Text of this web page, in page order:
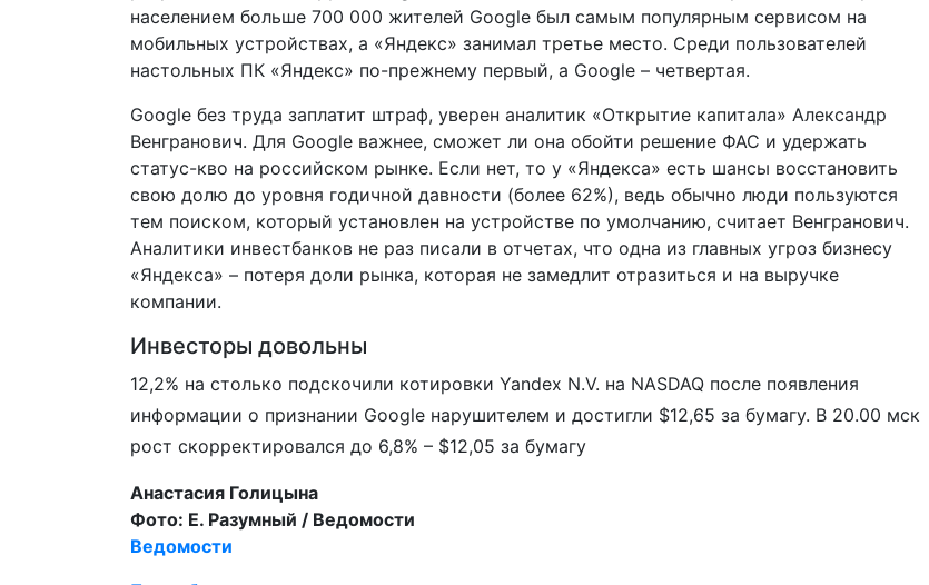
населением больше 700 000 жителей Google был самым популярным сервисом на
мобильных устройствах, а «Яндекс» занимал третье место. Среди пользователей
настольных ПК «Яндекс» по-прежнему первый, а Google – четвертая.
Google без труда заплатит штраф, уверен аналитик «Открытие капитала» Александр
Венгранович. Для Google важнее, сможет ли она обойти решение ФАС и удержать
статус-кво на российском рынке. Если нет, то у «Яндекса» есть шансы восстановить
свою долю до уровня годичной давности (более 62%), ведь обычно люди пользуются
тем поиском, который установлен на устройстве по умолчанию, считает Венгранович.
Аналитики инвестбанков не раз писали в отчетах, что одна из главных угроз бизнесу
«Яндекса» – потеря доли рынка, которая не замедлит отразиться и на выручке
компании.
Инвесторы довольны
12,2% на столько подскочили котировки Yandex N.V. на NASDAQ после появления
информации о признании Google нарушителем и достигли $12,65 за бумагу. В 20.00 мск
рост скорректировался до 6,8% – $12,05 за бумагу
Анастасия Голицына
Фото: Е. Разумный / Ведомости
Ведомости